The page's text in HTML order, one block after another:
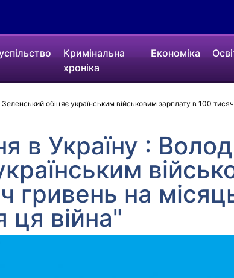
Кримінальна
хроніка
Економіка
обіцяє українським військовим зарплату в 100
в Україну :
гривень на
ця війна"